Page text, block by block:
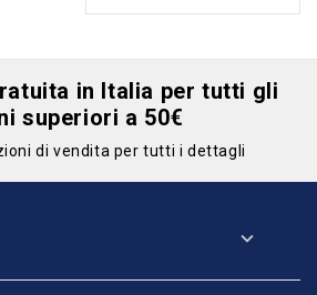
in Italia per tutti gli
superiori a 50€
di vendita per tutti i dettagli
